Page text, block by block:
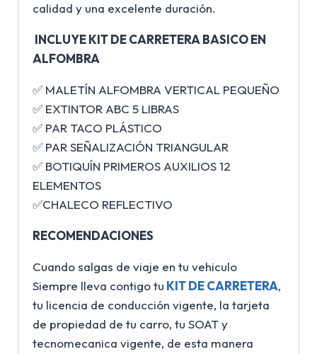
calidad y una excelente duración.
INCLUYE KIT DE CARRETERA BASICO EN
ALFOMBRA
✅ MALETÍN ALFOMBRA VERTICAL PEQUEÑO
✅ EXTINTOR ABC 5 LIBRAS
✅ PAR TACO PLÁSTICO
✅ PAR SEÑALIZACIÓN TRIANGULAR
✅ BOTIQUÍN PRIMEROS AUXILIOS 12
ELEMENTOS
✅CHALECO REFLECTIVO
RECOMENDACIONES
Cuando salgas de viaje en tu vehiculo
Siempre lleva contigo tu KIT DE CARRETERA,
tu licencia de conducción vigente, la tarjeta
de propiedad de tu carro, tu SOAT y
tecnomecanica vigente, de esta manera